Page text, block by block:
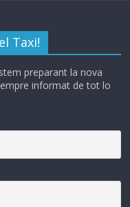
Taxi!
preparant la nova
informat de tot lo